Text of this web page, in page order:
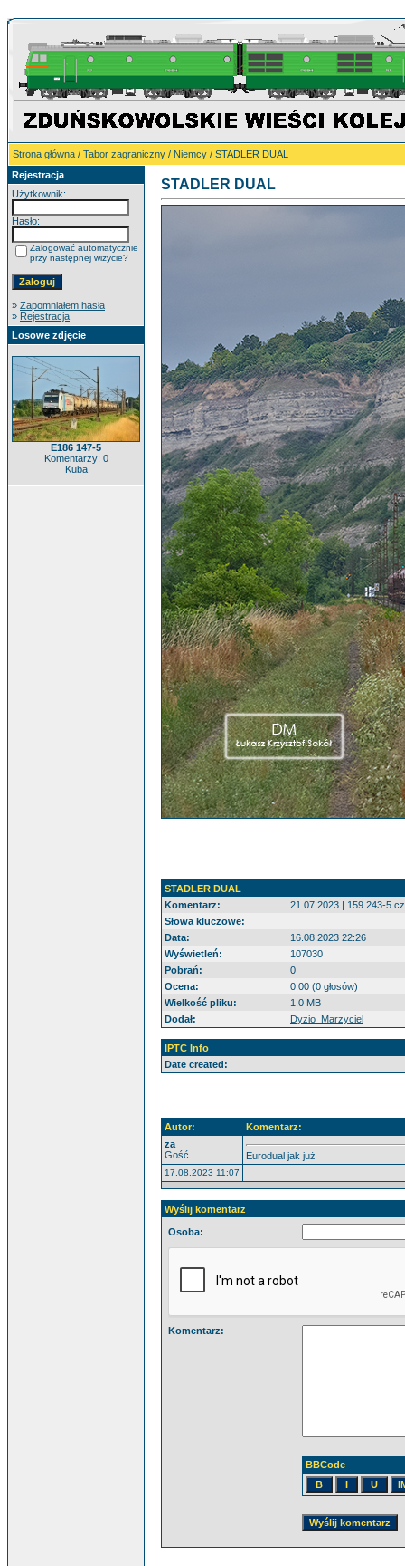
Strona główna / Tabor zagraniczny / Niemcy / STADLER DUAL
Rejestracja
Użytkownik:
Hasło:
Zalogować automatycznie
przy następnej wizycie?
» Zapomniałem hasła
» Rejestracja
Losowe zdjęcie
E186 147-5
Komentarzy: 0
Kuba
STADLER DUAL
STADLER DUAL
Komentarz:
21.07.2023 | 159 243-5
Słowa kluczowe:
Data:
16.08.2023 22:26
Wyświetleń:
107030
Pobrań:
0
Ocena:
0.00 (0 głosów)
Wielkość pliku:
1.0 MB
Dodał:
Dyzio_Marzyciel
IPTC Info
Date created:
Autor:
Komentarz:
za
Gość
Eurodual jak już
17.08.2023 11:07
Wyślij komentarz
Osoba:
Komentarz:
BBCode